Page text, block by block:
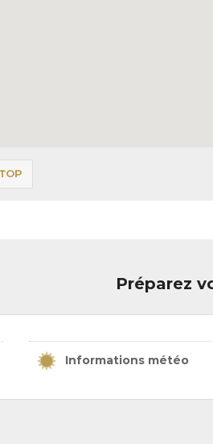
TOP
Préparez
Informations météo